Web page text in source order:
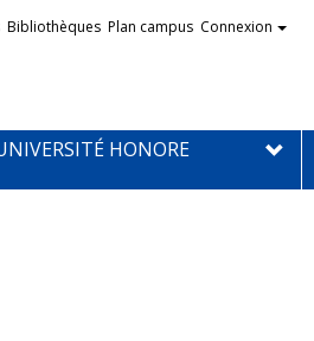
Bibliothèques Plan campus Connexion
HONORE